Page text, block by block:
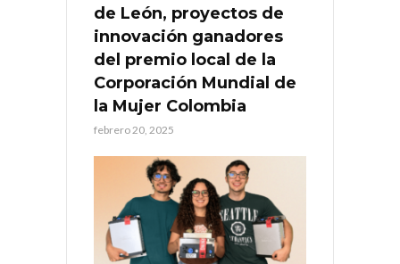
de León, proyectos de
innovación ganadores
del premio local de la
Corporación Mundial de
la Mujer Colombia
febrero 20, 2025